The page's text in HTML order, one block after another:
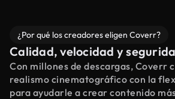
¿Por qué los creadores eligen Coverr?
Calidad, velocidad y
Con millones de descargas, Coverr
realismo cinematográfico con la
para ayudarle a crear contenido